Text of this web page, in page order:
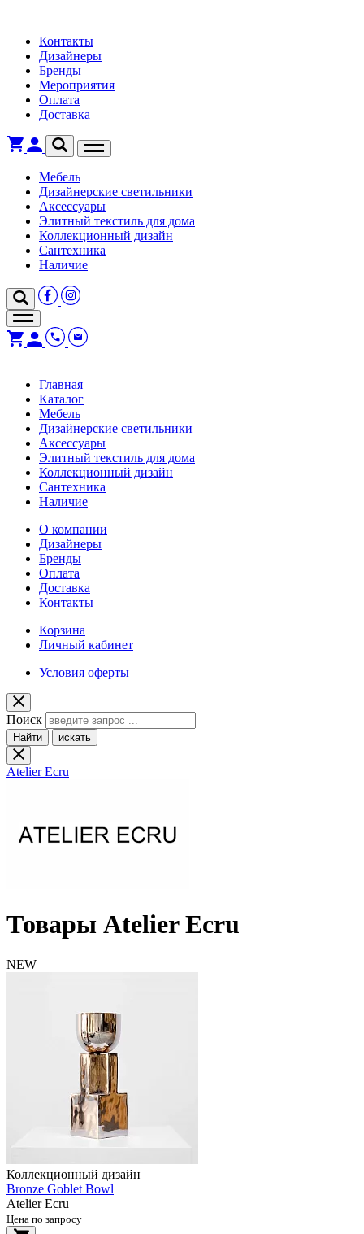
Контакты
Дизайнеры
Бренды
Мероприятия
Оплата
Доставка
Мебель
Дизайнерские светильники
Аксессуары
Элитный текстиль для дома
Коллекционный дизайн
Сантехника
Наличие
Главная
Каталог
Мебель
Дизайнерские светильники
Аксессуары
Элитный текстиль для дома
Коллекционный дизайн
Сантехника
Наличие
О компании
Дизайнеры
Бренды
Оплата
Доставка
Контакты
Корзина
Личный кабинет
Условия оферты
Поиск
Найти искать
Atelier Ecru
Товары Atelier Ecru
NEW
Коллекционный дизайн
Bronze Goblet Bowl
Atelier Ecru
Цена по запросу